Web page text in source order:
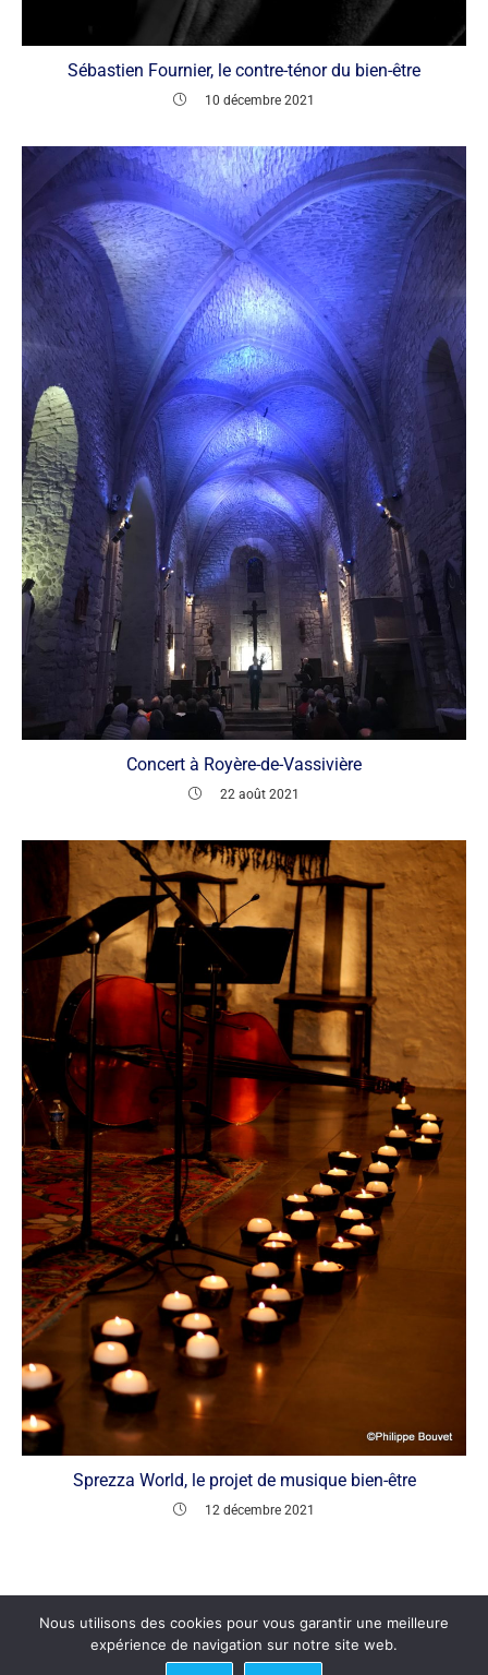
Sébastien Fournier, le contre-ténor du bien-être
10 décembre 2021
Concert à Royère-de-Vassivière
22 août 2021
Sprezza World, le projet de musique bien-être
12 décembre 2021
Nous utilisons des cookies pour vous garantir une meilleure
expérience de navigation sur notre site web.